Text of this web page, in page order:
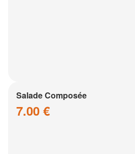
Salade Composée
7.00 €